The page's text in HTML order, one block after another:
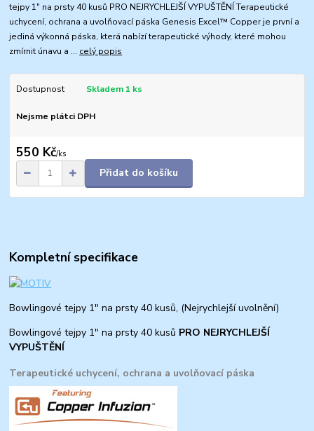
tejpy 1" na prsty 40 kusů PRO NEJRYCHLEJŠÍ VYPUŠTĚNÍ Terapeutické
uchycení, ochrana a uvolňovací páska Genesis Excel™ Copper je první a
jediná výkonná páska, která nabízí terapeutické výhody, které mohou
zmírnit únavu a ... celý popis
Dostupnost Skladem 1 ks
Nejsme plátci DPH
550 Kč/ks
Přidat do košíku
Kompletní specifikace
Bowlingové tejpy 1" na prsty 40 kusů, (Nejrychlejší uvolnění)
Bowlingové tejpy 1" na prsty 40 kusů PRO NEJRYCHLEJŠÍ
VYPUŠTĚNÍ
Terapeutické uchycení, ochrana a uvolňovací páska